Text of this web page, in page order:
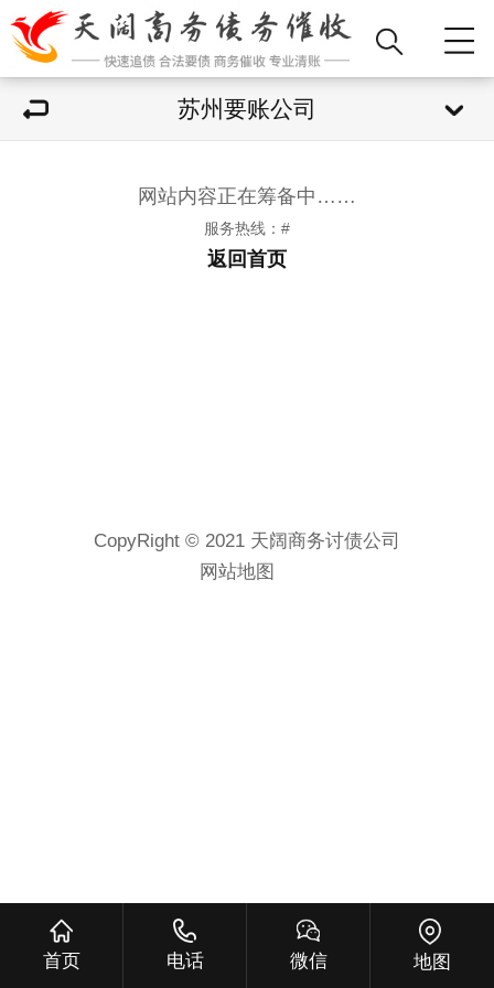
苏州要账公司
网站内容正在筹备中……
服务热线：#
返回首页
CopyRight © 2021 天阔商务讨债公司
网站地图
首页 电话 微信 地图